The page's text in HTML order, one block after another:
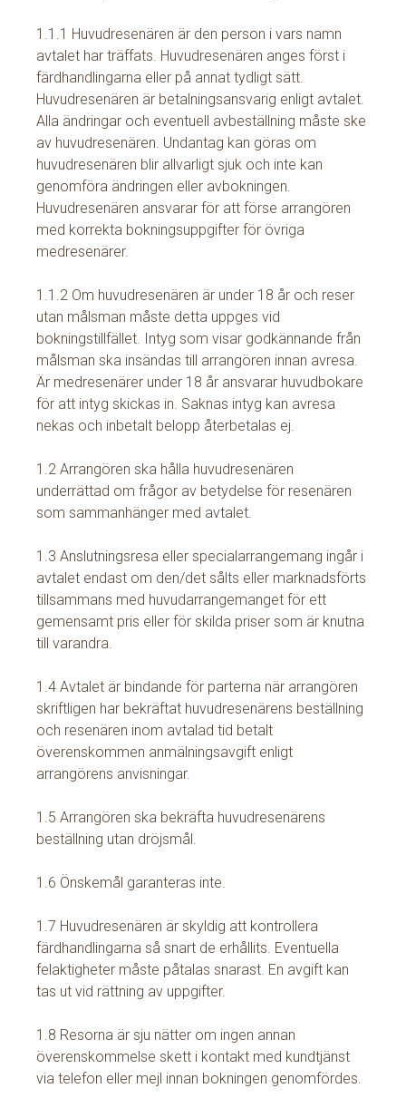
1.1.1 Huvudresenären är den person i vars namn
avtalet har träffats. Huvudresenären anges först i
färdhandlingarna eller på annat tydligt sätt.
Huvudresenären är betalningsansvarig enligt avtalet.
Alla ändringar och eventuell avbeställning måste ske
av huvudresenären. Undantag kan göras om
huvudresenären blir allvarligt sjuk och inte kan
genomföra ändringen eller avbokningen.
Huvudresenären ansvarar för att förse arrangören
med korrekta bokningsuppgifter för övriga
medresenärer.
1.1.2 Om huvudresenären är under 18 år och reser
utan målsman måste detta uppges vid
bokningstillfället. Intyg som visar godkännande från
målsman ska insändas till arrangören innan avresa.
Är medresenärer under 18 år ansvarar huvudbokare
för att intyg skickas in. Saknas intyg kan avresa
nekas och inbetalt belopp återbetalas ej.
1.2 Arrangören ska hålla huvudresenären
underrättad om frågor av betydelse för resenären
som sammanhänger med avtalet.
1.3 Anslutningsresa eller specialarrangemang ingår i
avtalet endast om den/det sålts eller marknadsförts
tillsammans med huvudarrangemanget för ett
gemensamt pris eller för skilda priser som är knutna
till varandra.
1.4 Avtalet är bindande för parterna när arrangören
skriftligen har bekräftat huvudresenärens beställning
och resenären inom avtalad tid betalt
överenskommen anmälningsavgift enligt
arrangörens anvisningar.
1.5 Arrangören ska bekräfta huvudresenärens
beställning utan dröjsmål.
1.6 Önskemål garanteras inte.
1.7 Huvudresenären är skyldig att kontrollera
färdhandlingarna så snart de erhållits. Eventuella
felaktigheter måste påtalas snarast. En avgift kan
tas ut vid rättning av uppgifter.
1.8 Resorna är sju nätter om ingen annan
överenskommelse skett i kontakt med kundtjänst
via telefon eller mejl innan bokningen genomfördes.